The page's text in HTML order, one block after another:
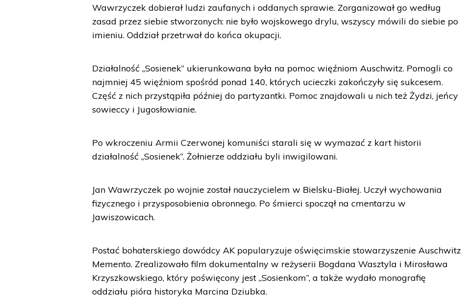
Wawrzyczek dobierał ludzi zaufanych i oddanych sprawie. Zorganizował go według
zasad przez siebie stworzonych: nie było wojskowego drylu, wszyscy mówili do siebie po
imieniu. Oddział przetrwał do końca okupacji.
Działalność „Sosienek” ukierunkowana była na pomoc więźniom Auschwitz. Pomogli co
najmniej 45 więźniom spośród ponad 140, których ucieczki zakończyły się sukcesem.
Część z nich przystąpiła później do partyzantki. Pomoc znajdowali u nich też Żydzi, jeńcy
sowieccy i Jugosłowianie.
Po wkroczeniu Armii Czerwonej komuniści starali się w wymazać z kart historii
działalność „Sosienek”. Żołnierze oddziału byli inwigilowani.
Jan Wawrzyczek po wojnie został nauczycielem w Bielsku-Białej. Uczył wychowania
fizycznego i przysposobienia obronnego. Po śmierci spoczął na cmentarzu w
Jawiszowicach.
Postać bohaterskiego dowódcy AK popularyzuje oświęcimskie stowarzyszenie Auschwitz
Memento. Zrealizowało film dokumentalny w reżyserii Bogdana Wasztyla i Mirosława
Krzyszkowskiego, który poświęcony jest „Sosienkom”, a także wydało monografię
oddziału pióra historyka Marcina Dziubka.